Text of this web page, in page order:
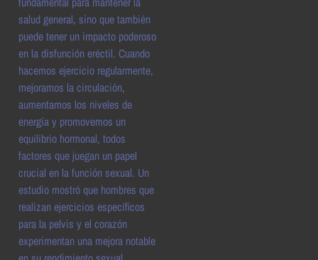
salud general, sino que también
puede tener un impacto poderoso
en la disfunción eréctil. Cuando
hacemos ejercicio regularmente,
mejoramos la circulación,
aumentamos los niveles de
energía y promovemos un
equilibrio hormonal, todos
factores que juegan un papel
crucial en la función sexual. Un
estudio mostró que hombres que
realizan ejercicios específicos
para la pelvis y el corazón
experimentan una mejora notable